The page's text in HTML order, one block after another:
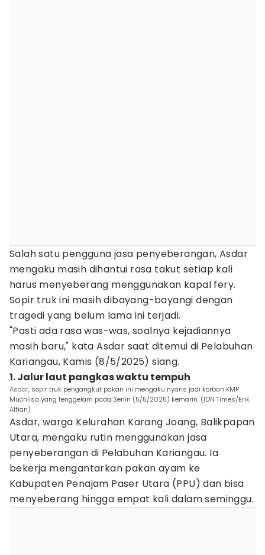
Salah satu pengguna jasa penyeberangan, Asdar
mengaku masih dihantui rasa takut setiap kali
harus menyeberang menggunakan kapal fery.
Sopir truk ini masih dibayang-bayangi dengan
tragedi yang belum lama ini terjadi.
"Pasti ada rasa was-was, soalnya kejadiannya
masih baru," kata Asdar saat ditemui di Pelabuhan
Kariangau, Kamis (8/5/2025) siang.
1. Jalur laut pangkas waktu tempuh
Asdar, sopir truk pengangkut pakan ini mengaku nyaris jadi korban KMP
Muchlisa yang tenggelam pada Senin (5/5/2025) kemarin. (IDN Times/Erik
Alfian)
Asdar, warga Kelurahan Karang Joang, Balikpapan
Utara, mengaku rutin menggunakan jasa
penyeberangan di Pelabuhan Kariangau. Ia
bekerja mengantarkan pakan ayam ke
Kabupaten Penajam Paser Utara (PPU) dan bisa
menyeberang hingga empat kali dalam seminggu.